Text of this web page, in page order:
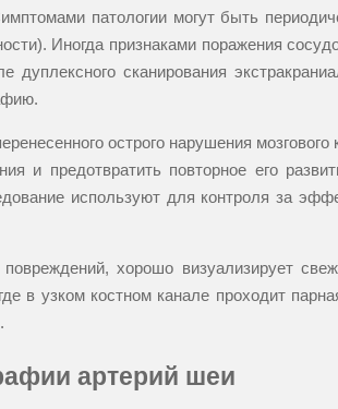
патологии могут быть
Иногда признаками поражения
сканирования
острого нарушения
и предотвратить повторное его
используют для контроля за
хорошо визуализирует
в узком костном канале проходит
артерий шеи